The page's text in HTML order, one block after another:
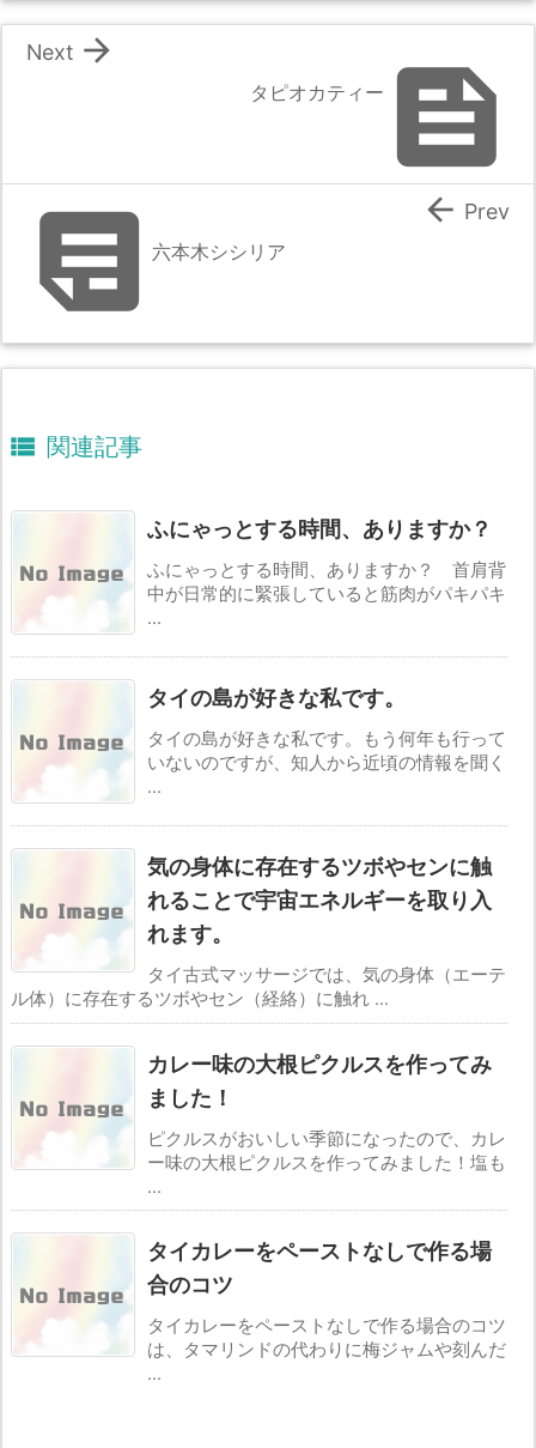

タピオカティー

Next
六本木シシリア
 Prev
 関連記事
ふにゃっとする時間、ありますか？
ふにゃっとする時間、ありますか？ 首肩背
中が日常的に緊張していると筋肉がパキパキ
...
タイの島が好きな私です。
タイの島が好きな私です。もう何年も行って
いないのですが、知人から近頃の情報を聞く
...
気の身体に存在するツボやセンに触
れることで宇宙エネルギーを取り入
れます。
タイ古式マッサージでは、気の身体（エーテ
ル体）に存在するツボやセン（経絡）に触れ ...
カレー味の大根ピクルスを作ってみ
ました！
ピクルスがおいしい季節になったので、カレ
ー味の大根ピクルスを作ってみました！塩も
...
タイカレーをペーストなしで作る場
合のコツ
タイカレーをペーストなしで作る場合のコツ
は、タマリンドの代わりに梅ジャムや刻んだ
...